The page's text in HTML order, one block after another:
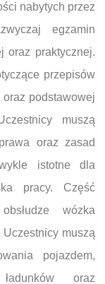
nabytych przez
egzamin
oraz praktycznej.
przepisów
oraz podstawowej
muszą
oraz zasad
istotne dla
pracy. Część
wózka
muszą
pojazdem,
oraz